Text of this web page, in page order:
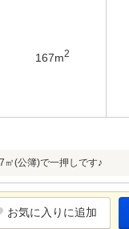
167m2
(公簿)で一押しです♪
お気に入りに追加